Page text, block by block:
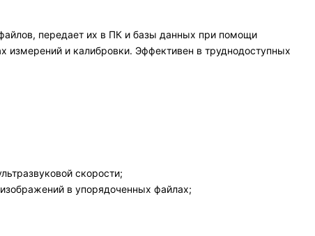
передает их в ПК и базы данных при помощи
измерений и калибровки. Эффективен в труднодоступных
скорости;
в упорядоченных файлах;